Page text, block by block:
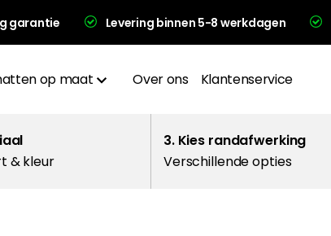
garantie Levering binnen 5-8 werkdagen
op maat Over ons Klantenservice
& kleur
3. Kies randafwerking
Verschillende opties